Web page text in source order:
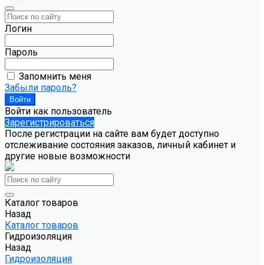
Логин
Пароль
Запомнить меня
Забыли пароль?
Войти как пользователь
Зарегистрироваться
После регистрации на сайте вам будет доступно
отслеживание состояния заказов, личный кабинет и
другие новые возможности
Каталог товаров
Назад
Каталог товаров
Гидроизоляция
Назад
Гидроизоляция